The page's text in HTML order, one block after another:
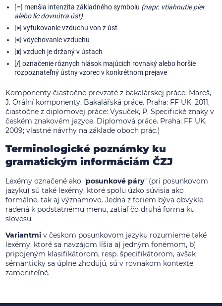
[–] menšia intenzita základného symbolu (napr. vtiahnutie pier
alebo líc dovnútra úst)
[>] vyfukovanie vzduchu von z úst
[<] vdychovanie vzduchu
[x] vzduch je držaný v ústach
[/] označenie rôznych hlások majúcich rovnaký alebo horšie
rozpoznateľný ústny vzorec v konkrétnom prejave
Komponenty čiastočne prevzaté z bakalárskej práce: Mareš,
J. Orální komponenty. Bakalářská práce. Praha: FF UK, 2011,
čiastočne z diplomovej práce: Vysuček, P. Specifické znaky v
českém znakovém jazyce. Diplomová práce. Praha: FF UK,
2009; vlastné návrhy na základe oboch prác.)
Terminologické poznámky ku
gramatickým informáciám ČZJ
Lexémy označené ako "posunkové páry" (pri posunkovom
jazyku) sú také lexémy, ktoré spolu úzko súvisia ako
formálne, tak aj významovo. Jedna z foriem býva obvykle
radená k podstatnému menu, zatiaľ čo druhá forma ku
slovesu.
Variantmiv českom posunkovom jazyku rozumieme také
lexémy, ktoré sa navzájom líšia a) jedným fonémom, b)
pripojeným klasifikátorom, resp. špecifikátorom, avšak
sémanticky sa úplne zhodujú, sú v rovnakom kontexte
zameniteľné.